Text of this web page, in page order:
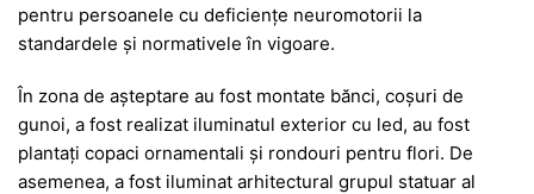
pentru persoanele cu deficiențe neuromotorii la
standardele și normativele în vigoare.
În zona de așteptare au fost montate bănci, coșuri de
gunoi, a fost realizat iluminatul exterior cu led, au fost
plantați copaci ornamentali și rondouri pentru flori. De
asemenea, a fost iluminat arhitectural grupul statuar al